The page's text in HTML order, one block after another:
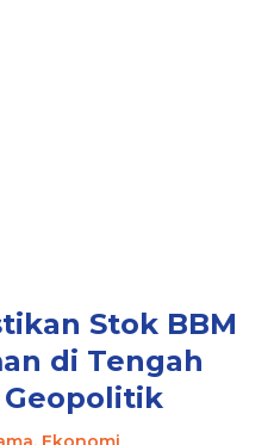
Stok BBM
di Tengah